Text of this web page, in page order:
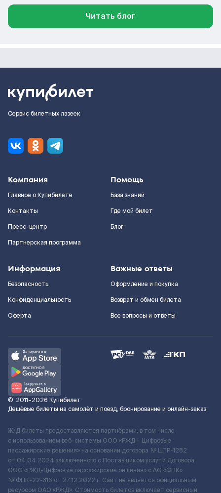
Читать блог
Сервис билетных лазеек
Компания
Главное о Купибилете
Контакты
Пресс-центр
Партнерская программа
Помощь
База знаний
Где мой билет
Блог
Информация
Безопасность
Конфиденциальность
Оферта
Важные ответы
Оформление и покупка
Возврат и обмен билета
Все вопросы и ответы
© 2011–2026 Купибилет
Дешёвые билеты на самолёт и поезд, бронирование и онлайн-заказ
Ж/Д билеты предоставляются партнёрами, в том числе
с использованием веб-системы ООО «РЖД – Цифровые
пассажирские решения» на основании договора № ЦПР-1282
от 04.04.2024 заключенного с Поставщиком услуг и Договора
ООО «РЖД-Цифровые пассажирские решения» c АО «ФПК»
№ ФПК-22-316 от 27.12.2022 г. Сайт не является официальным
ресурсом ОАО «РЖД». Стоимость билетов включает сервисный